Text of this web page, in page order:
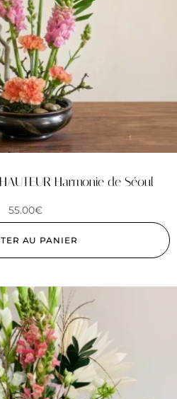
Harmonie de Séoul
55.00€
AU PANIER